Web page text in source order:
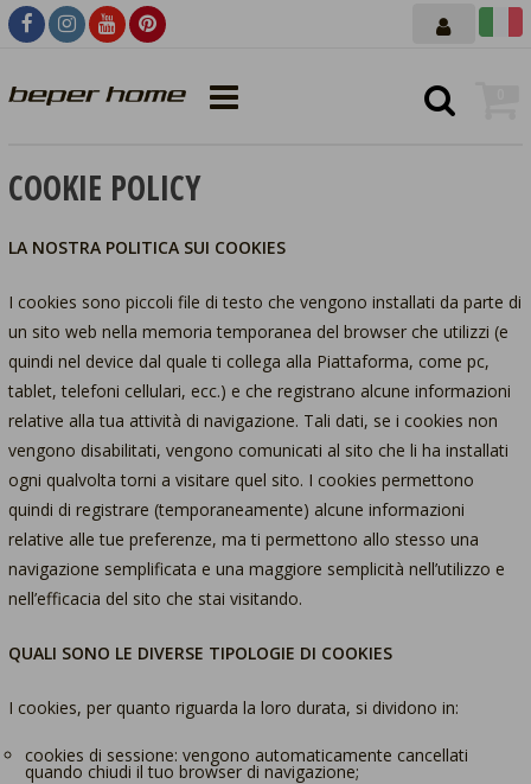
COOKIE POLICY
LA NOSTRA POLITICA SUI COOKIES
I cookies sono piccoli file di testo che vengono installati da parte di
un sito web nella memoria temporanea del browser che utilizzi (e
quindi nel device dal quale ti collega alla Piattaforma, come pc,
tablet, telefoni cellulari, ecc.) e che registrano alcune informazioni
relative alla tua attività di navigazione. Tali dati, se i cookies non
vengono disabilitati, vengono comunicati al sito che li ha installati
ogni qualvolta torni a visitare quel sito. I cookies permettono
quindi di registrare (temporaneamente) alcune informazioni
relative alle tue preferenze, ma ti permettono allo stesso una
navigazione semplificata e una maggiore semplicità nell’utilizzo e
nell’efficacia del sito che stai visitando.
QUALI SONO LE DIVERSE TIPOLOGIE DI COOKIES
I cookies, per quanto riguarda la loro durata, si dividono in:
cookies di sessione: vengono automaticamente cancellati
quando chiudi il tuo browser di navigazione;